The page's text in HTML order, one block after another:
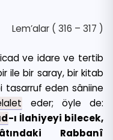
Lem’alar ( 316 – 317 )
icad ve idare ve tertib
ile bir saray, bir kitab
tasarruf eden sâniine
eder; öyle de:
-ı İlahiyeyi bilecek,
Rabbanî